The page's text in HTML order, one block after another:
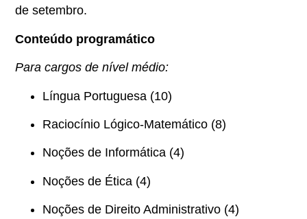
de setembro.
Conteúdo programático
Para cargos de nível médio:
Língua Portuguesa (10)
Raciocínio Lógico-Matemático (8)
Noções de Informática (4)
Noções de Ética (4)
Noções de Direito Administrativo (4)